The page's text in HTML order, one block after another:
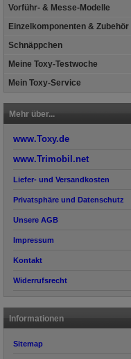
Vorführ- & Messe-Modelle
Einzelkomponenten & Zubehör
Schnäppchen
Meine Toxy-Testwoche
Mein Toxy-Service
Mehr über...
www.Toxy.de
www.Trimobil.net
Liefer- und Versandkosten
Privatsphäre und Datenschutz
Unsere AGB
Impressum
Kontakt
Widerrufsrecht
Informationen
Sitemap